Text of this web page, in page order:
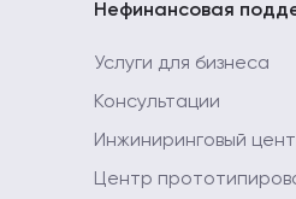
Нефинансовая
Услуги для бизнеса
Консультации
Инжиниринговый
Центр